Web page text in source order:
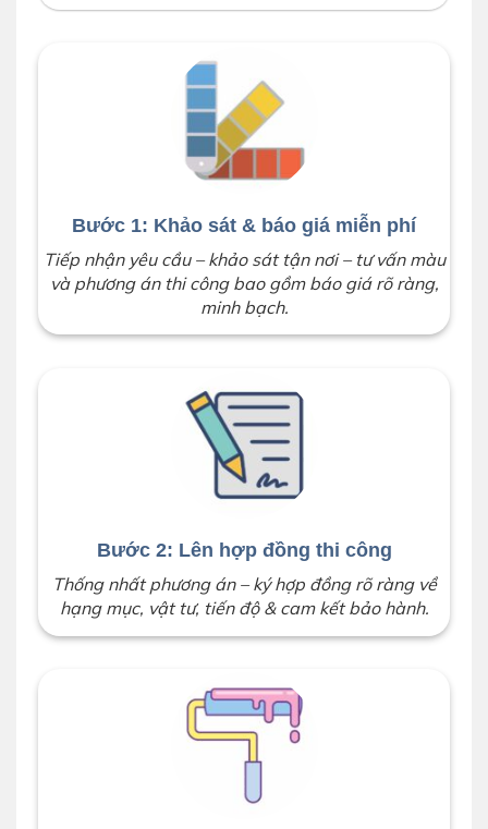
Bước 1: Khảo sát & báo giá miễn phí
Tiếp nhận yêu cầu – khảo sát tận nơi – tư vấn màu
và phương án thi công bao gồm báo giá rõ ràng,
minh bạch.
Bước 2: Lên hợp đồng thi công
Thống nhất phương án – ký hợp đồng rõ ràng về
hạng mục, vật tư, tiến độ & cam kết bảo hành.